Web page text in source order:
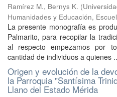
Ramírez M., Bernys K. (
Humanidades y Educación,
La presente monografía es
Palmarito, para recopilar la
al respecto empezamos por
cantidad de individuos a quienes
Origen y evolución de la
la Parroquia "Santísima
Llano del Estado Mérida